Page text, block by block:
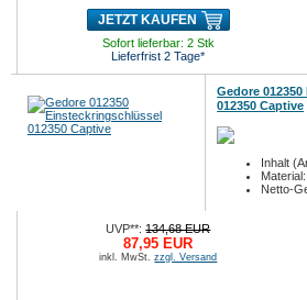
JETZT KAUFEN
Sofort lieferbar: 2 Stk
Lieferfrist 2 Tage*
Gedore
012350 Captive
Inhalt
Netto-
UVP**:134,68 EUR
87,95 EUR
inkl. MwSt.zzgl. Versand